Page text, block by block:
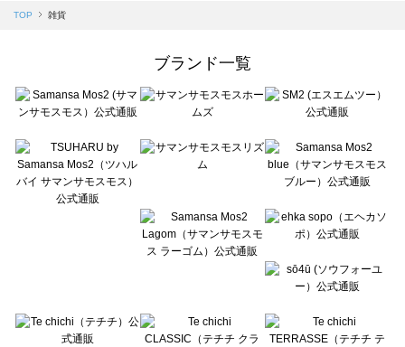
Samansa Mos2 blue（サマンサモスモス ブルー）の雑貨一覧
sō4ū（ソウフォーユー）の雑貨一覧
Te chichi（テチチ）の雑貨一覧
Te chichi CLASSIC（テチチ クラシック）の雑貨一覧
Lugnoncure（ルノンキュール）の雑貨一覧
BETTY'S BLUE（べティーズブルー）の雑貨一覧
Wpc.（ワールドパーティー）の雑貨一覧
TOP 雑貨
ブランド一覧